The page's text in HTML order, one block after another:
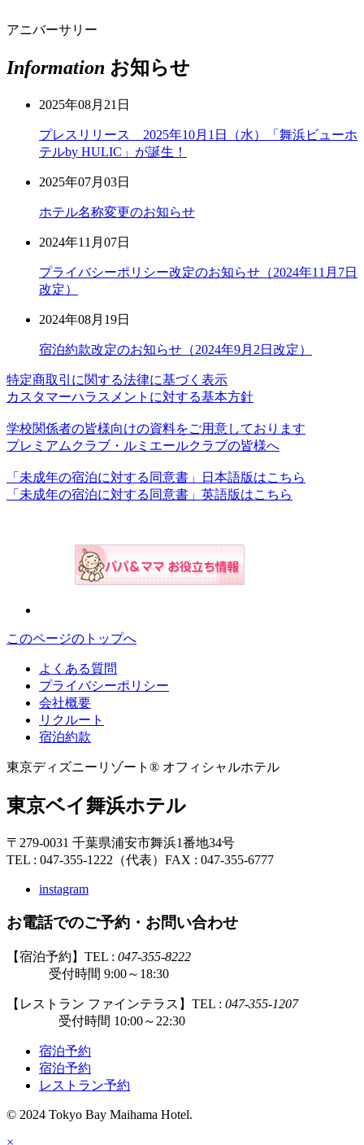
アニバーサリー
Information お知らせ
2025年08月21日
プレスリリース 2025年10月1日（水）「舞浜ビューホ
テルby HULIC」が誕生！
2025年07月03日
ホテル名称変更のお知らせ
2024年11月07日
プライバシーポリシー改定のお知らせ（2024年11月7日
改定）
2024年08月19日
宿泊約款改定のお知らせ（2024年9月2日改定）
特定商取引に関する法律に基づく表示
カスタマーハラスメントに対する基本方針
学校関係者の皆様向けの資料をご用意しております
プレミアムクラブ・ルミエールクラブの皆様へ
「未成年の宿泊に対する同意書」日本語版はこちら
「未成年の宿泊に対する同意書」英語版はこちら
このページのトップへ
よくある質問
プライバシーポリシー
会社概要
リクルート
宿泊約款
東京ディズニーリゾート® オフィシャルホテル
東京ベイ舞浜ホテル
〒279-0031 千葉県浦安市舞浜1番地34号
TEL : 047-355-1222（代表） FAX : 047-355-6777
instagram
お電話でのご予約・お問い合わせ
【宿泊予約】TEL : 047-355-8222
受付時間 9:00～18:30
【レストラン ファインテラス】TEL : 047-355-1207
受付時間 10:00～22:30
宿泊予約
宿泊予約
レストラン予約
© 2024 Tokyo Bay Maihama Hotel.
×